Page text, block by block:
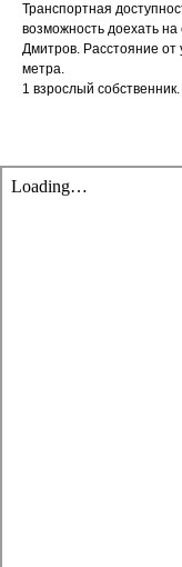
Транспортная
возможность доехать
Дмитров. Расстояние от
метра.
1 взрослый